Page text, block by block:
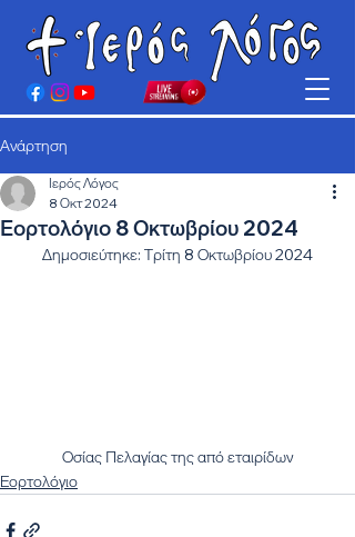
Ανάρτηση
Εορτολόγιο 8 Οκτωβρίου 2024
Ιερός Λόγος
8 Οκτ 2024
Δημοσιεύτηκε: Τρίτη 8 Οκτωβρίου 2024
Οσίας Πελαγίας της από εταιρίδων
Εορτολόγιο